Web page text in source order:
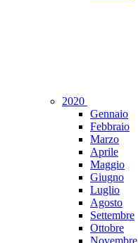
2020
Gennaio
Febbraio
Marzo
Aprile
Maggio
Giugno
Luglio
Agosto
Settembre
Ottobre